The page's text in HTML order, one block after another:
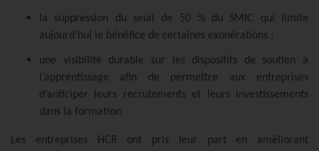
la suppression du seuil de 50 % du SMIC qui limite
aujourd’hui le bénéfice de certaines exonérations ;
une visibilité durable sur les dispositifs de soutien à
l’apprentissage afin de permettre aux entreprises
d’anticiper leurs recrutements et leurs investissements
dans la formation.
Les entreprises HCR ont pris leur part en améliorant